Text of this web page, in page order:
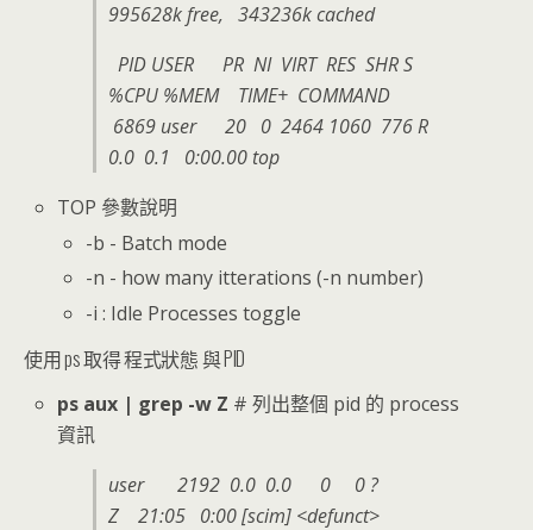
995628k free, 343236k cached
PID USER PR NI VIRT RES SHR S
%CPU %MEM TIME+ COMMAND
6869 user 20 0 2464 1060 776 R
0.0 0.1 0:00.00 top
TOP 參數說明
-b - Batch mode
-n - how many itterations (-n number)
-i : Idle Processes toggle
使用 ps 取得 程式狀態 與 PID
ps aux | grep -w Z # 列出整個 pid 的 process
資訊
user 2192 0.0 0.0 0 0 ?
Z 21:05 0:00 [scim] <defunct>